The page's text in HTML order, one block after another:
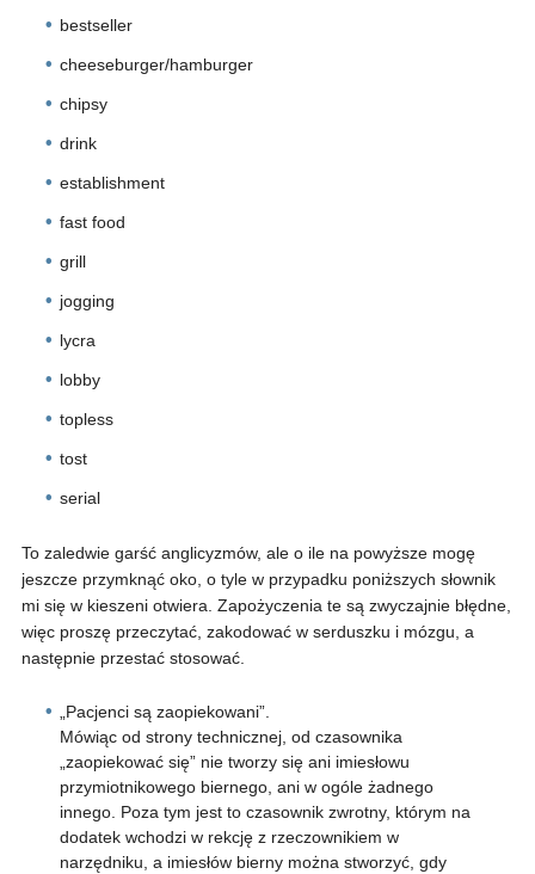
bestseller
cheeseburger/hamburger
chipsy
drink
establishment
fast food
grill
jogging
lycra
lobby
topless
tost
serial
To zaledwie garść anglicyzmów, ale o ile na powyższe mogę
jeszcze przymknąć oko, o tyle w przypadku poniższych słownik
mi się w kieszeni otwiera. Zapożyczenia te są zwyczajnie błędne,
więc proszę przeczytać, zakodować w serduszku i mózgu, a
następnie przestać stosować.
„Pacjenci są zaopiekowani”.
Mówiąc od strony technicznej, od czasownika
„zaopiekować się” nie tworzy się ani imiesłowu
przymiotnikowego biernego, ani w ogóle żadnego
innego. Poza tym jest to czasownik zwrotny, którym na
dodatek wchodzi w rekcję z rzeczownikiem w
narzędniku, a imiesłów bierny można stworzyć, gdy